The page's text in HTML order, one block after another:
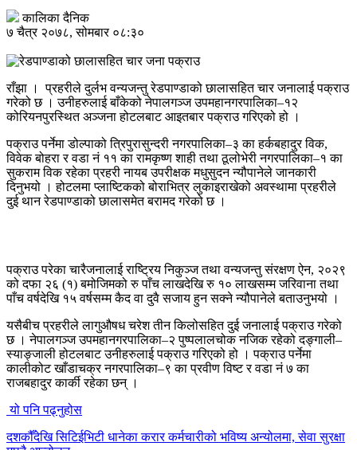
कालिका दैनिक
७ चैत्र २०७८, सोमबार ०८:३०
राँझा । प्रहरीले दुर्लभ वन्यजन्तु रेडपाण्डाको छालासहित चार जनालाई पक्राउ
गरेको छ । उनीहरुलाई बाँकेको नेपालगञ्ज उपमहानगरपालिका–१२
कोरियनपुरस्थित अञ्जना होटलबाट आइतबार पक्राउ गरिएको हो ।
पक्राउ पर्नेमा डोल्पाको त्रिपुरासुन्दरी नगरपालिका–३ का हर्कबहादुर विक,
विवेक बोहरा र वडा नं ११ का रामकृष्ण शाही तथा ठूलोभेरी नगरपालिका–१ का
सुकराम विक रहेका प्रहरी नायब उपरीक्षक मधुसुदन न्यौपानेले जानकारी
दिनुभयो । होटलमा प्लाष्टिकको बोराभित्र लुकाइराखेको अवस्थामा प्रहरीले
दुई थान रेडपाण्डाको छालासमेत बरामद गरेको छ ।
पक्राउ परेका चारैजनालाई राष्ट्रिय निकुञ्ज तथा वन्यजन्तु संरक्षण ऐन, २०२९
को दफा २६ (१) बमोजिमको रु पाँच लाखदेखि रु १० लाखसम्म जरिवाना तथा
पाँच वर्षदेखि १५ वर्षसम्म कैद वा दुवै सजाय हुन सक्ने न्यौपानेले बताउनुभयो ।
यसैबीच प्रहरीले लागुऔषध चरेश तीन किलोसहित दुई जनालाई पक्राउ गरेको
छ । नेपालगञ्ज उपमहानगरपालिका–२ पुष्पलालचोक नजिक रहेको दङ्गाली–
स्याङ्जाली होटलबाट उनीहरुलाई पक्राउ गरिएको हो । पक्राउ पर्नेमा
कालीकोट खाँडाचक्र नगरपालिका–९ का प्रवीण विष्ट र वडा नं ७ का
राजबहादुर कार्की रहेका छन् ।
यो पनि पढ्नुहोस
दशकौँदेखि सिटिईभिटी धानेका करार कर्मचारीको भविष्य अन्योलमा, सेवा सुरक्षा